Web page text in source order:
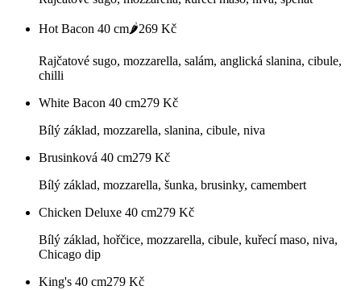
Hot Bacon 40 cm🌶️269 Kč
Rajčatové sugo, mozzarella, salám, anglická slanina, cibule,
chilli
White Bacon 40 cm279 Kč
Bílý základ, mozzarella, slanina, cibule, niva
Brusinková 40 cm279 Kč
Bílý základ, mozzarella, šunka, brusinky, camembert
Chicken Deluxe 40 cm279 Kč
Bílý základ, hořčice, mozzarella, cibule, kuřecí maso, niva,
Chicago dip
King's 40 cm279 Kč